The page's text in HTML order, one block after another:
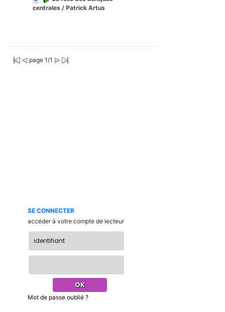
centrales / Patrick Artus
page 1/1
SE CONNECTER
accéder à votre compte de lecteur
Mot de passe oublié ?